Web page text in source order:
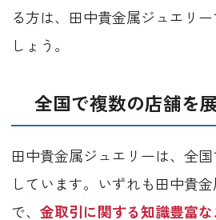
る方は、田中貴金属ジュエリ
しょう。
全国で複数の店舗を
田中貴金属ジュエリーは、全
しています。いずれも田中貴
で、金取引に関する知識豊富